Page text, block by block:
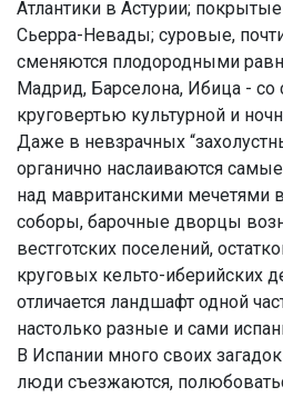
Атлантики в Астурии;
Сьерра-Невады; суровые,
сменяются плодородными
Мадрид, Барселона, Ибица - со
круговертью культурной и
Даже в невзрачных
органично наслаиваются
над мавританскими мечетями
соборы, барочные дворцы
вестготских поселений,
круговых кельто-иберийских
отличается ландшафт одной
настолько разные и сами
В Испании много своих
люди съезжаются,